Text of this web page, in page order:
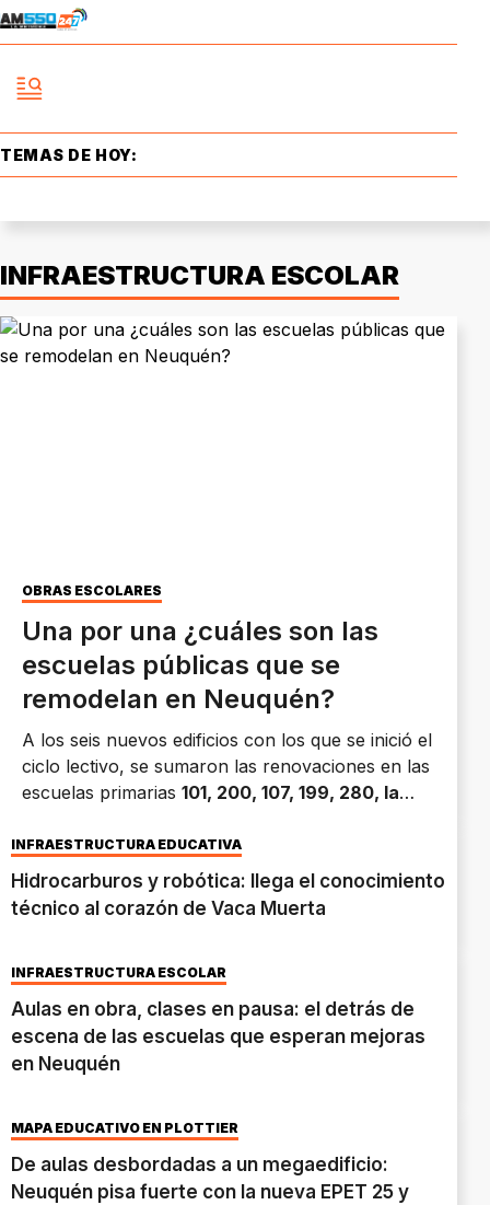
TEMAS DE HOY:
INFRAESTRUCTURA ESCOLAR
OBRAS ESCOLARES
Una por una ¿cuáles son las
escuelas públicas que se
remodelan en Neuquén?
A los seis nuevos edificios con los que se inició el
ciclo lectivo, se sumaron las renovaciones en las
escuelas primarias 101, 200, 107, 199, 280, la
la 187 de Junín de los Andes, el IFSD 13 de
Zapala;entre otras.
INFRAESTRUCTURA EDUCATIVA
Hidrocarburos y robótica: llega el conocimiento
técnico al corazón de Vaca Muerta
INFRAESTRUCTURA ESCOLAR
Aulas en obra, clases en pausa: el detrás de
escena de las escuelas que esperan mejoras
en Neuquén
MAPA EDUCATIVO EN PLOTTIER
De aulas desbordadas a un megaedificio:
Neuquén pisa fuerte con la nueva EPET 25 y